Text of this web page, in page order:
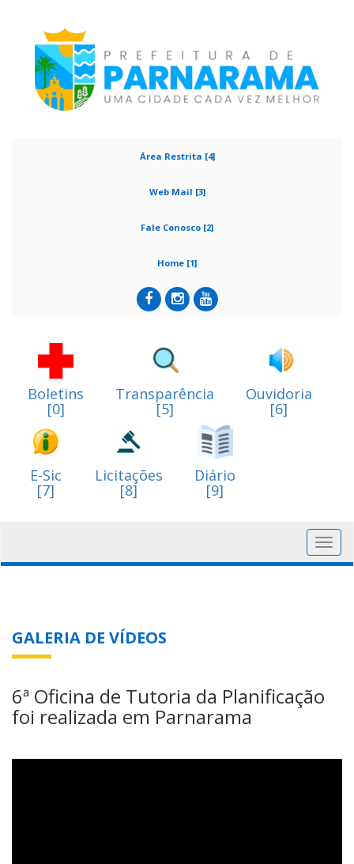
Área Restrita [4]
Web Mail [3]
Fale Conosco [2]
Home [1]
Boletins
[0]
Transparência
[5]
Ouvidoria
[6]
E-Sic
[7]
Licitações
[8]
Diário
[9]
GALERIA DE VÍDEOS
6ª Oficina de Tutoria da Planificação
foi realizada em Parnarama